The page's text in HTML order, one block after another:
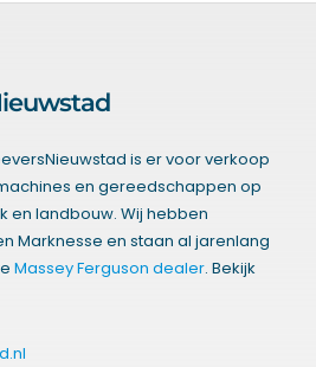
is er voor verkoop
en gereedschappen op
en landbouw. Wij hebben
Marknesse en staan al jarenlang
Massey Ferguson dealer. Bekijk